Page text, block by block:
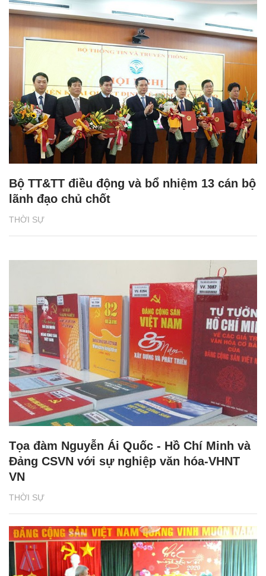
THỜI SỰ
Bộ TT&TT điều động và bổ nhiệm 13 cán bộ
lãnh đạo chủ chốt
THỜI SỰ
Tọa đàm Nguyễn Ái Quốc - Hồ Chí Minh và
Đảng CSVN với sự nghiệp văn hóa-VHNT
VN